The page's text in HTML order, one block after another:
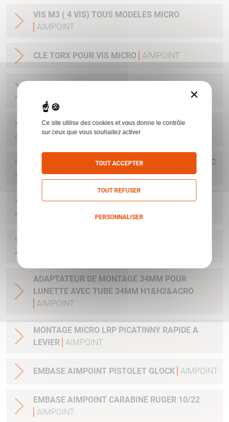
VIS M3 ( 4 VIS) TOUS MODELES MICRO
AIMPOINT
CLE TORX POUR VIS MICRO AIMPOINT
ENSEMBLE CONVERSION A LEVIER MONTAGE
BASE MICRO POUR RAIL 11 MM AVEC CLEF ET
VIS H1&H2&ACRO AIMPOINT
BASE POUR H1&H2&ACRO&MICRO SAFARI AVEC
CLEF ET VIS AIMPOINT
BASE MICRO DRILLING AVEC CLEF ET VIS POUR
AIMPOINT
ADAPTATEUR DE MONTAGE 34MM POUR
LUNETTE AVEC TUBE 34MM H1&H2&ACRO
AIMPOINT
MONTAGE MICRO LRP PICATINNY RAPIDE A
LEVIER AIMPOINT
EMBASE AIMPOINT PISTOLET GLOCK AIMPOINT
EMBASE AIMPOINT CARABINE RUGER 10/22
AIMPOINT
×
Ce site utilise des cookies et vous donne le contrôle
sur ceux que vous souhaitez activer
TOUT ACCEPTER
TOUT REFUSER
PERSONNALISER